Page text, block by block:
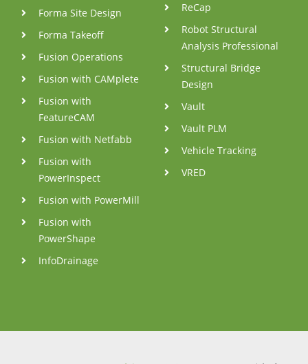
Forma Site Design
Forma Takeoff
Fusion Operations
Fusion with CAMplete
Fusion with
FeatureCAM
Fusion with Netfabb
Fusion with
PowerInspect
Fusion with PowerMill
Fusion with
PowerShape
InfoDrainage
ReCap
Robot Structural
Analysis Professional
Structural Bridge
Design
Vault
Vault PLM
Vehicle Tracking
VRED